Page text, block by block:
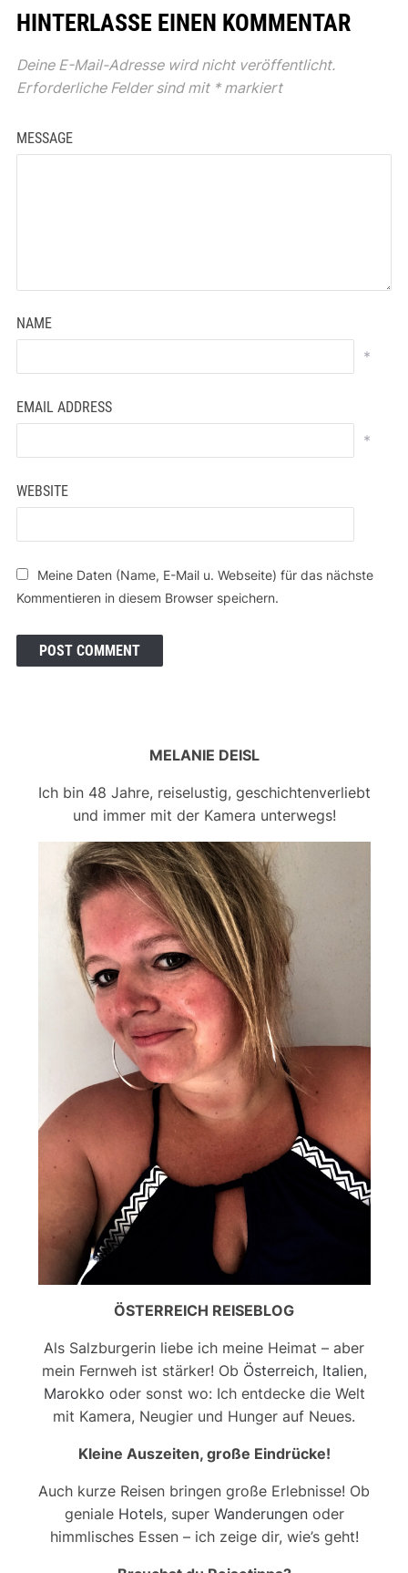
HINTERLASSE EINEN KOMMENTAR
Deine E-Mail-Adresse wird nicht veröffentlicht.
Erforderliche Felder sind mit *markiert
MESSAGE
NAME
*
EMAIL ADDRESS
*
WEBSITE
Meine Daten (Name, E-Mail u. Webseite) für das nächste
Kommentieren in diesem Browser speichern.
MELANIE DEISL
Ich bin 48 Jahre, reiselustig, geschichtenverliebt
und immer mit der Kamera unterwegs!
ÖSTERREICH REISEBLOG
Als Salzburgerin liebe ich meine Heimat – aber
mein Fernweh ist stärker! Ob Österreich, Italien,
Marokko oder sonst wo: Ich entdecke die Welt
mit Kamera, Neugier und Hunger auf Neues.
Kleine Auszeiten, große Eindrücke!
Auch kurze Reisen bringen große Erlebnisse! Ob
geniale Hotels, super Wanderungenoder
himmlisches Essen – ich zeige dir, wie’s geht!